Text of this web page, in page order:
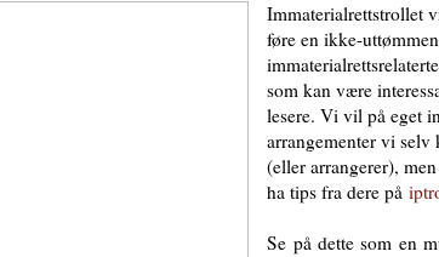
Immaterialrettstrollet
føre en ikke-
som kan være
lesere. Vi vil på eget
arrange­menter vi selv
(eller arrangerer),
ha tips fra dere på
Se på dette som en